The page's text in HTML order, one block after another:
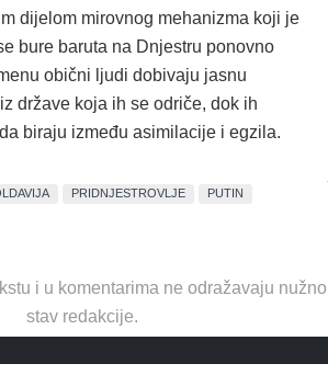
dijelom mirovnog mehanizma koji je
bure baruta na Dnjestru ponovno
obični ljudi dobivaju jasnu
države koja ih se odriče, dok ih
biraju između asimilacije i egzila.
PRIDNJESTROVLJE PUTIN
i u komentarima ne odražavaju nužno
stav redakcije.